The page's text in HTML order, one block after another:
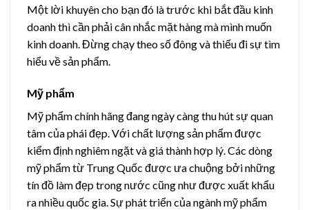
Một lời khuyên cho bạn đó là trước khi bắt đầu kinh
doanh thì cần phải cân nhắc mặt hàng mà mình muốn
kinh doanh. Đừng chạy theo số đông và thiếu đi sự tìm
hiểu về sản phẩm.
Mỹ phẩm
Mỹ phẩm chính hãng đang ngày càng thu hút sự quan
tâm của phái đẹp. Với chất lượng sản phẩm được
kiểm định nghiêm ngặt và giá thành hợp lý. Các dòng
mỹ phẩm từ Trung Quốc được ưa chuộng bởi những
tín đồ làm đẹp trong nước cũng như được xuất khẩu
ra nhiều quốc gia.Sự phát triển của ngành mỹ phẩm